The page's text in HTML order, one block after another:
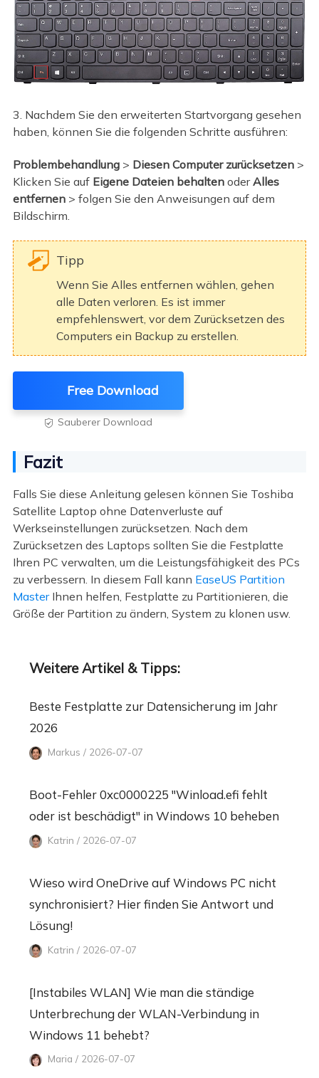
3. Nachdem Sie den erweiterten Startvorgang gesehen
haben, können Sie die folgenden Schritte ausführen:
Problembehandlung> Diesen Computer zurücksetzen>
Klicken Sie auf Eigene Dateien behaltenoderAlles
entfernen> folgen Sie den Anweisungen auf dem
Bildschirm.
Tipp
Wenn Sie Alles entfernen wählen, gehen
alle Daten verloren. Es ist immer
empfehlenswert, vor dem Zurücksetzen des
Computers ein Backup zu erstellen.
Free Download
 Sauberer Download
Fazit
Falls Sie diese Anleitung gelesen können Sie Toshiba
Satellite Laptop ohne Datenverluste auf
Werkseinstellungen zurücksetzen. Nach dem
Zurücksetzen des Laptops sollten Sie die Festplatte
Ihren PC verwalten, um die Leistungsfähigkeit des PCs
zu verbessern. In diesem Fall kann EaseUS Partition
MasterIhnen helfen, Festplatte zu Partitionieren, die
Größe der Partition zu ändern, System zu klonen usw.
Weitere Artikel & Tipps:
Beste Festplatte zur Datensicherung im Jahr
2026
Markus / 2026-07-07
Boot-Fehler 0xc0000225 "Winload.efi fehlt
oder ist beschädigt" in Windows 10 beheben
Katrin / 2026-07-07
Wieso wird OneDrive auf Windows PC nicht
synchronisiert? Hier finden Sie Antwort und
Lösung!
Katrin / 2026-07-07
[Instabiles WLAN] Wie man die ständige
Unterbrechung der WLAN-Verbindung in
Windows 11 behebt?
Maria / 2026-07-07